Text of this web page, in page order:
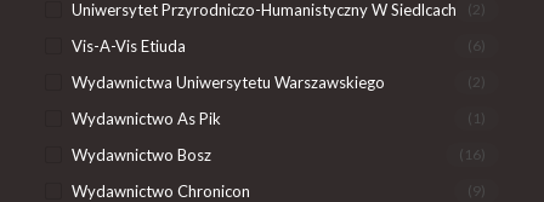
Uniwersytet Przyrodniczo-Humanistyczny W Siedlcach (2)
Vis-A-Vis Etiuda (6)
Wydawnictwa Uniwersytetu Warszawskiego (2)
Wydawnictwo As Pik (1)
Wydawnictwo Bosz (16)
Wydawnictwo Chronicon (9)